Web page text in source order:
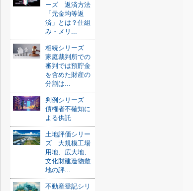
ーズ 返済方法
「元金均等返
済」とは？仕組
み・メリ...
相続シリーズ
家庭裁判所での
審判では預貯金
を含めた財産の
分割は...
判例シリーズ
債権者不確知に
よる供託
土地評価シリー
ズ 大規模工場
用地、広大地、
文化財建造物敷
地の評...
不動産登記シリ